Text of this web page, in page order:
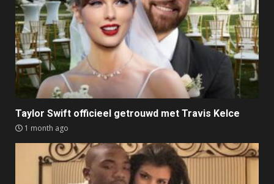
Taylor Swift officieel getrouwd met Travis Kelce
1 month ago